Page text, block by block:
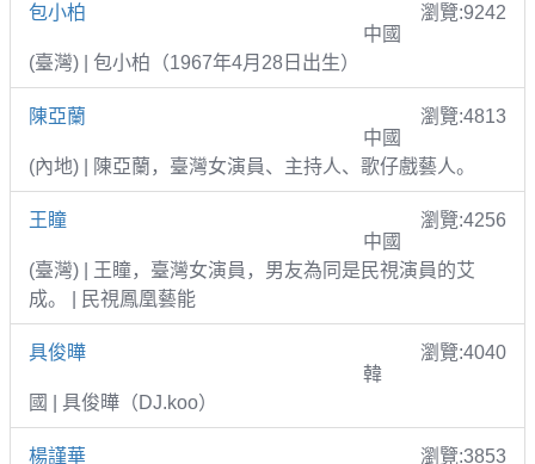
包小柏
瀏覽:9242
中國
(臺灣) | 包小柏（1967年4月28日出生）
陳亞蘭
瀏覽:4813
中國
(內地) | 陳亞蘭，臺灣女演員、主持人、歌仔戲藝人。
王瞳
瀏覽:4256
中國
(臺灣) | 王瞳，臺灣女演員，男友為同是民視演員的艾
成。 | 民視鳳凰藝能
具俊曄
瀏覽:4040
韓
國 | 具俊曄（DJ.koo）
楊謹華 瀏覽:3853